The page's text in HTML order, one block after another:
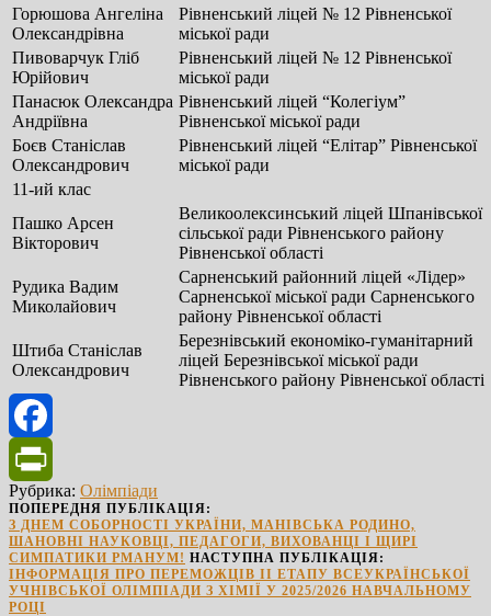
Горюшова Ангеліна
Олександрівна
Рівненський ліцей № 12 Рівненської
міської ради
Пивоварчук Гліб
Юрійович
Рівненський ліцей № 12 Рівненської
міської ради
Панасюк Олександра
Андріївна
Рівненський ліцей “Колегіум”
Рівненської міської ради
Боєв Станіслав
Олександрович
Рівненський ліцей “Елітар” Рівненської
міської ради
11-ий клас
Пашко Арсен
Вікторович
Великоолексинський ліцей Шпанівської
сільської ради Рівненського району
Рівненської області
Рудика Вадим
Миколайович
Сарненський районний ліцей «Лідер»
Сарненської міської ради Сарненського
району Рівненської області
Штиба Станіслав
Олександрович
Березнівський економіко-гуманітарний
ліцей Березнівської міської ради
Рівненського району Рівненської області
Facebook
PrintFriendly
Рубрика: Олімпіади
ПОПЕРЕДНЯ ПУБЛІКАЦІЯ:
З ДНЕМ СОБОРНОСТІ УКРАЇНИ, МАНІВСЬКА РОДИНО,
ШАНОВНІ НАУКОВЦІ, ПЕДАГОГИ, ВИХОВАНЦІ І ЩИРІ
СИМПАТИКИ РМАНУМ! НАСТУПНА ПУБЛІКАЦІЯ:
ІНФОРМАЦІЯ ПРО ПЕРЕМОЖЦІВ ІІ ЕТАПУ ВСЕУКРАЇНСЬКОЇ
УЧНІВСЬКОЇ ОЛІМПІАДИ З ХІМІЇ У 2025/2026 НАВЧАЛЬНОМУ
РОЦІ